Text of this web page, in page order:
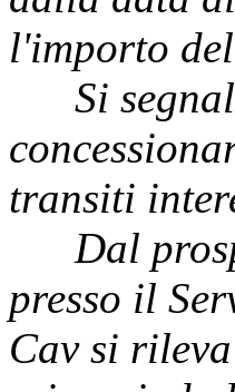
l'importo
Si
transiti
Dal
presso il
Cav si